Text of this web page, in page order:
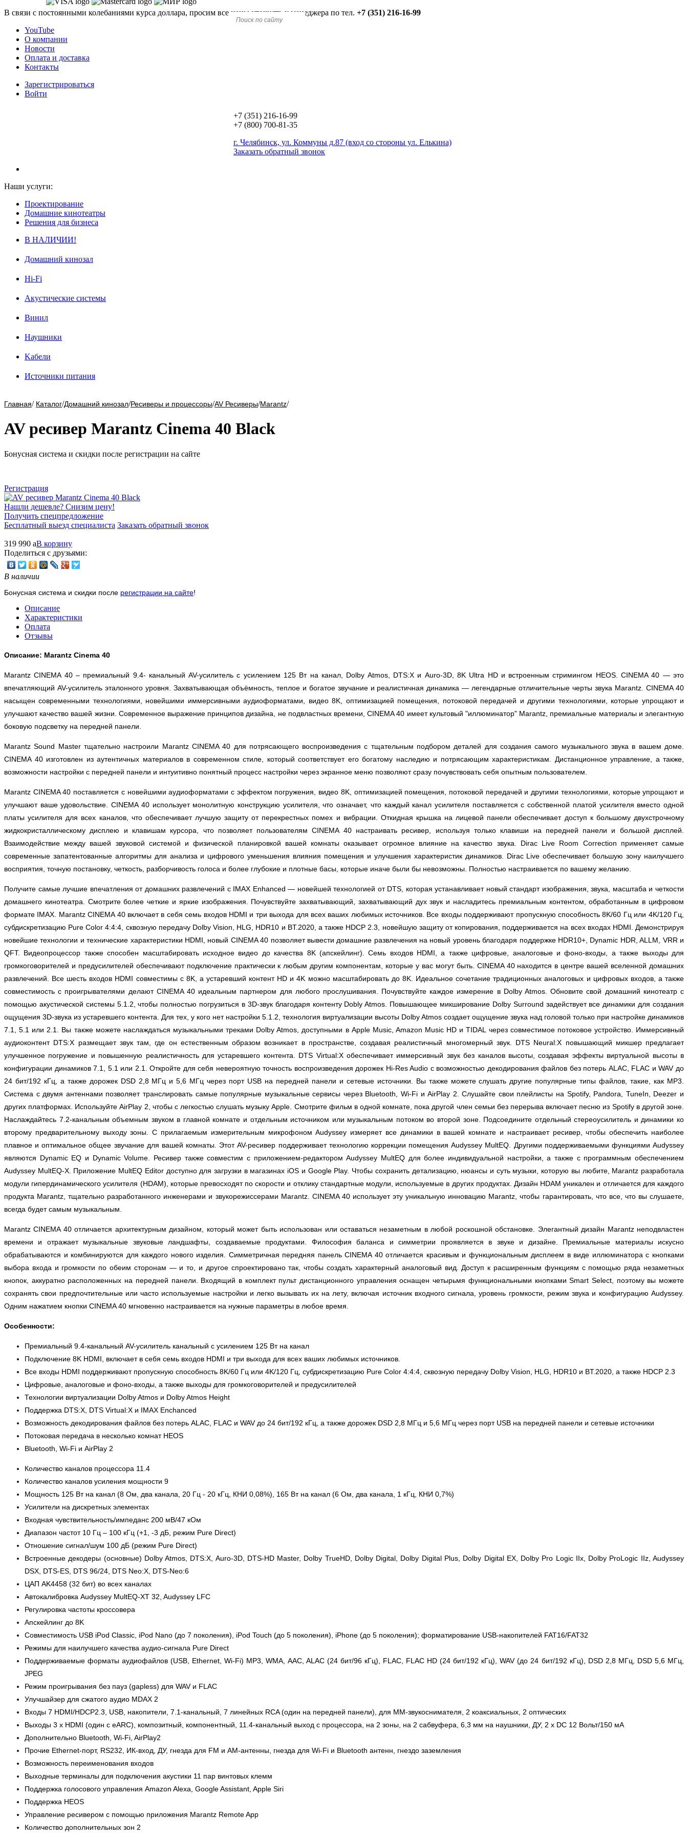
В связи с постоянными колебаниями курса доллара, просим все цены уточнять у менеджера по тел. +7 (351) 216-16-99
YouTube
О компании
Новости
Оплата и доставка
Контакты
Зарегистрироваться
Войти
+7 (351) 216-16-99
+7 (800) 700-81-35
г. Челябинск, ул. Коммуны д.87 (вход со стороны ул. Елькина)
Заказать обратный звонок
Наши услуги:
Проектирование
Домашние кинотеатры
Решения для бизнеса
В НАЛИЧИИ!
Домашний кинозал
Hi-Fi
Акустические системы
Винил
Наушники
Kабели
Источники питания
Главная/ Каталог/Домашний кинозал/Ресиверы и процессоры/AV Ресиверы/Marantz/
AV ресивер Marantz Cinema 40 Black
Бонусная система и скидки после регистрации на сайте
Регистрация
Нашли дешевле? Снизим цену!
Получить спецпредложение
Бесплатный выезд специалиста Заказать обратный звонок
319 990 aВ корзину
Поделиться с друзьями:
В наличии
Бонусная система и скидки после регистрации на сайте!
Описание
Характеристики
Оплата
Отзывы
Описание: Marantz Cinema 40
Marantz CINEMA 40 – премиальный 9.4- канальный AV-усилитель с усилением 125 Вт на канал, Dolby Atmos, DTS:X и Auro-3D, 8K Ultra HD и встроенным стримингом HEOS. CINEMA 40 — это
впечатляющий AV-усилитель эталонного уровня. Захватывающая объёмность, теплое и богатое звучание и реалистичная динамика — легендарные отличительные черты звука Marantz. CINEMA 40
насыщен современными технологиями, новейшими иммерсивными аудиоформатами, видео 8K, оптимизацией помещения, потоковой передачей и другими технологиями, которые упрощают и
улучшают качество вашей жизни. Современное выражение принципов дизайна, не подвластных времени, CINEMA 40 имеет культовый "иллюминатор" Marantz, премиальные материалы и элегантную
боковую подсветку на передней панели.
Marantz Sound Master тщательно настроили Marantz CINEMA 40 для потрясающего воспроизведения с тщательным подбором деталей для создания самого музыкального звука в вашем доме.
CINEMA 40 изготовлен из аутентичных материалов в современном стиле, который соответствует его богатому наследию и потрясающим характеристикам. Дистанционное управление, а также,
возможности настройки с передней панели и интуитивно понятный процесс настройки через экранное меню позволяют сразу почувствовать себя опытным пользователем.
Marantz CINEMA 40 поставляется с новейшими аудиоформатами с эффектом погружения, видео 8K, оптимизацией помещения, потоковой передачей и другими технологиями, которые упрощают и
улучшают ваше удовольствие. CINEMA 40 использует монолитную конструкцию усилителя, что означает, что каждый канал усилителя поставляется с собственной платой усилителя вместо одной
платы усилителя для всех каналов, что обеспечивает лучшую защиту от перекрестных помех и вибрации. Откидная крышка на лицевой панели обеспечивает доступ к большому двухстрочному
жидкокристаллическому дисплею и клавишам курсора, что позволяет пользователям CINEMA 40 настраивать ресивер, используя только клавиши на передней панели и большой дисплей.
Взаимодействие между вашей звуковой системой и физической планировкой вашей комнаты оказывает огромное влияние на качество звука. Dirac Live Room Correction применяет самые
современные запатентованные алгоритмы для анализа и цифрового уменьшения влияния помещения и улучшения характеристик динамиков. Dirac Live обеспечивает большую зону наилучшего
восприятия, точную постановку, четкость, разборчивость голоса и более глубокие и плотные басы, которые иначе были бы невозможны. Полностью настраивается по вашему желанию.
Получите самые лучшие впечатления от домашних развлечений с IMAX Enhanced — новейшей технологией от DTS, которая устанавливает новый стандарт изображения, звука, масштаба и четкости
домашнего кинотеатра. Смотрите более четкие и яркие изображения. Почувствуйте захватывающий, захватывающий дух звук и насладитесь премиальным контентом, обработанным в цифровом
формате IMAX. Marantz CINEMA 40 включает в себя семь входов HDMI и три выхода для всех ваших любимых источников. Все входы поддерживают пропускную способность 8K/60 Гц или 4K/120 Гц,
субдискретизацию Pure Color 4:4:4, сквозную передачу Dolby Vision, HLG, HDR10 и BT.2020, а также HDCP 2.3, новейшую защиту от копирования, поддерживается на всех входах HDMI. Демонстрируя
новейшие технологии и технические характеристики HDMI, новый CINEMA 40 позволяет вывести домашние развлечения на новый уровень благодаря поддержке HDR10+, Dynamic HDR, ALLM, VRR и
QFT. Видеопроцессор также способен масштабировать исходное видео до качества 8K (апскейлинг). Семь входов HDMI, а также цифровые, аналоговые и фоно-входы, а также выходы для
громкоговорителей и предусилителей обеспечивают подключение практически к любым другим компонентам, которые у вас могут быть. CINEMA 40 находится в центре вашей вселенной домашних
развлечений. Все шесть входов HDMI совместимы с 8K, а устаревший контент HD и 4K можно масштабировать до 8K. Идеальное сочетание традиционных аналоговых и цифровых входов, а также
совместимость с проигрывателями делают CINEMA 40 идеальным партнером для любого прослушивания. Почувствуйте каждое измерение в Dolby Atmos. Обновите свой домашний кинотеатр с
помощью акустической системы 5.1.2, чтобы полностью погрузиться в 3D-звук благодаря контенту Dobly Atmos. Повышающее микширование Dolby Surround задействует все динамики для создания
ощущения 3D-звука из устаревшего контента. Для тех, у кого нет настройки 5.1.2, технология виртуализации высоты Dolby Atmos создает ощущение звука над головой только при настройке динамиков
7.1, 5.1 или 2.1. Вы также можете наслаждаться музыкальными треками Dolby Atmos, доступными в Apple Music, Amazon Music HD и TIDAL через совместимое потоковое устройство. Иммерсивный
аудиоконтент DTS:X размещает звук там, где он естественным образом возникает в пространстве, создавая реалистичный многомерный звук. DTS Neural:X повышающий микшер предлагает
улучшенное погружение и повышенную реалистичность для устаревшего контента. DTS Virtual:X обеспечивает иммерсивный звук без каналов высоты, создавая эффекты виртуальной высоты в
конфигурации динамиков 7.1, 5.1 или 2.1. Откройте для себя невероятную точность воспроизведения дорожек Hi-Res Audio с возможностью декодирования файлов без потерь ALAC, FLAC и WAV до
24 бит/192 кГц, а также дорожек DSD 2,8 МГц и 5,6 МГц через порт USB на передней панели и сетевые источники. Вы также можете слушать другие популярные типы файлов, такие, как MP3.
Система с двумя антеннами позволяет транслировать самые популярные музыкальные сервисы через Bluetooth, Wi-Fi и AirPlay 2. Слушайте свои плейлисты на Spotify, Pandora, TuneIn, Deezer и
других платформах. Используйте AirPlay 2, чтобы с легкостью слушать музыку Apple. Смотрите фильм в одной комнате, пока другой член семьи без перерыва включает песню из Spotify в другой зоне.
Наслаждайтесь 7.2-канальным объемным звуком в главной комнате и отдельным источником или музыкальным потоком во второй зоне. Подсоедините отдельный стереоусилитель и динамики ко
второму предварительному выходу зоны. С прилагаемым измерительным микрофоном Audyssey измеряет все динамики в вашей комнате и настраивает ресивер, чтобы обеспечить наиболее
плавное и оптимальное общее звучание для вашей комнаты. Этот AV-ресивер поддерживает технологию коррекции помещения Audyssey MultEQ. Другими поддерживаемыми функциями Audyssey
являются Dynamic EQ и Dynamic Volume. Ресивер также совместим с приложением-редактором Audyssey MultEQ для более индивидуальной настройки, а также с программным обеспечением
Audyssey MultEQ-X. Приложение MultEQ Editor доступно для загрузки в магазинах iOS и Google Play. Чтобы сохранить детализацию, нюансы и суть музыки, которую вы любите, Marantz разработала
модули гипердинамического усилителя (HDAM), которые превосходят по скорости и отклику стандартные модули, используемые в других продуктах. Дизайн HDAM уникален и отличается для каждого
продукта Marantz, тщательно разработанного инженерами и звукорежиссерами Marantz. CINEMA 40 использует эту уникальную инновацию Marantz, чтобы гарантировать, что все, что вы слушаете,
всегда будет самым музыкальным.
Marantz CINEMA 40 отличается архитектурным дизайном, который может быть использован или оставаться незаметным в любой роскошной обстановке. Элегантный дизайн Marantz неподвластен
времени и отражает музыкальные звуковые ландшафты, создаваемые продуктами. Философия баланса и симметрии проявляется в звуке и дизайне. Премиальные материалы искусно
обрабатываются и комбинируются для каждого нового изделия. Симметричная передняя панель CINEMA 40 отличается красивым и функциональным дисплеем в виде иллюминатора с кнопками
выбора входа и громкости по обеим сторонам — и то, и другое спроектировано так, чтобы создать характерный аналоговый вид. Доступ к расширенным функциям с помощью ряда незаметных
кнопок, аккуратно расположенных на передней панели. Входящий в комплект пульт дистанционного управления оснащен четырьмя функциональными кнопками Smart Select, поэтому вы можете
сохранять свои предпочтительные или часто используемые настройки и легко вызывать их на лету, включая источник входного сигнала, уровень громкости, режим звука и конфигурацию Audyssey.
Одним нажатием кнопки CINEMA 40 мгновенно настраивается на нужные параметры в любое время.
Особенности:
Премиальный 9.4-канальный AV-усилитель канальный с усилением 125 Вт на канал
Подключение 8K HDMI, включает в себя семь входов HDMI и три выхода для всех ваших любимых источников.
Все входы HDMI поддерживают пропускную способность 8K/60 Гц или 4K/120 Гц, субдискретизацию Pure Color 4:4:4, сквозную передачу Dolby Vision, HLG, HDR10 и BT.2020, а также HDCP 2.3
Цифровые, аналоговые и фоно-входы, а также выходы для громкоговорителей и предусилителей
Технологии виртуализации Dolby Atmos и Dolby Atmos Height
Поддержка DTS:X, DTS Virtual:X и IMAX Enchanced
Возможность декодирования файлов без потерь ALAC, FLAC и WAV до 24 бит/192 кГц, а также дорожек DSD 2,8 МГц и 5,6 МГц через порт USB на передней панели и сетевые источники
Потоковая передача в несколько комнат HEOS
Bluetooth, Wi-Fi и AirPlay 2
Количество каналов процессора 11.4
Количество каналов усиления мощности 9
Мощность 125 Вт на канал (8 Ом, два канала, 20 Гц - 20 кГц, КНИ 0,08%), 165 Вт на канал (6 Ом, два канала, 1 кГц, КНИ 0,7%)
Усилители на дискретных элементах
Входная чувствительность/импеданс 200 мВ/47 кОм
Диапазон частот 10 Гц – 100 кГц (+1, -3 дБ, режим Pure Direct)
Отношение сигнал/шум 100 дБ (режим Pure Direct)
Встроенные декодеры (основные) Dolby Atmos, DTS:X, Auro-3D, DTS-HD Master, Dolby TrueHD, Dolby Digital, Dolby Digital Plus, Dolby Digital EX, Dolby Pro Logic IIx, Dolby ProLogic IIz, Audyssey
DSX, DTS-ES, DTS 96/24, DTS Neo:X, DTS-Neo:6
ЦАП AK4458 (32 бит) во всех каналах
Автокалибровка Audyssey MultEQ-XT 32, Audyssey LFC
Регулировка частоты кроссовера
Апскейлинг до 8K
Совместимость USB iPod Classic, iPod Nano (до 7 поколения), iPod Touch (до 5 поколения), iPhone (до 5 поколения); форматирование USB-накопителей FAT16/FAT32
Режимы для наилучшего качества аудио-сигнала Pure Direct
Поддерживаемые форматы аудиофайлов (USB, Ethernet, Wi-Fi) MP3, WMA, AAC, ALAC (24 бит/96 кГц), FLAC, FLAC HD (24 бит/192 кГц), WAV (до 24 бит/192 кГц), DSD 2,8 МГц, DSD 5,6 МГц,
JPEG
Режим проигрывания без пауз (gapless) для WAV и FLAC
Улучшайзер для сжатого аудио MDAX 2
Входы 7 HDMI/HDCP2.3, USB, накопители, 7.1-канальный, 7 линейных RCA (один на передней панели), для MM-звукоснимателя, 2 коаксиальных, 2 оптических
Выходы 3 х HDMI (один с eARC), композитный, компонентный, 11.4-канальный выход с процессора, на 2 зоны, на 2 сабвуфера, 6,3 мм на наушники, ДУ, 2 х DC 12 Вольт/150 мА
Дополнительно Bluetooth, Wi-Fi, AirPlay2
Прочие Ethernet-порт, RS232, ИК-вход, ДУ, гнезда для FM и AM-антенны, гнезда для Wi-Fi и Bluetooth антенн, гнездо заземления
Возможность переименования входов
Выходные терминалы для подключения акустики 11 пар винтовых клемм
Поддержка голосового управления Amazon Alexa, Google Assistant, Apple Siri
Поддержка HEOS
Управление ресивером с помощью приложения Marantz Remote App
Количество дополнительных зон 2